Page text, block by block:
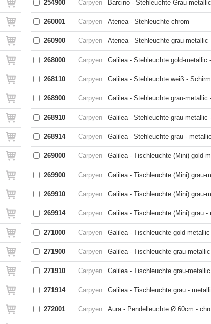
254900 Carpyen Barcino - Stehleuchte Grau-metallic
260001 Carpyen Atenea - Stehleuchte chrom
260900 Carpyen Atenea - Stehleuchte grau-metallic
268000 Carpyen Galilea - Stehleuchte gold-metallic
268110 Carpyen Galilea - Stehleuchte weiß -
268900 Carpyen Galilea - Stehleuchte grau-metallic
268910 Carpyen Galilea - Stehleuchte grau-metallic
268914 Carpyen Galilea - Stehleuchte grau -
269000 Carpyen Galilea - Tischleuchte (Mini) gold-
269900 Carpyen Galilea - Tischleuchte (Mini) grau-
269910 Carpyen Galilea - Tischleuchte (Mini) grau-
269914 Carpyen Galilea - Tischleuchte (Mini) grau
271000 Carpyen Galilea - Tischleuchte gold-
271900 Carpyen Galilea - Tischleuchte grau-
271910 Carpyen Galilea - Tischleuchte grau-
271914 Carpyen Galilea - Tischleuchte grau -
272001 Carpyen Aura - Pendelleuchte Ø 60cm -